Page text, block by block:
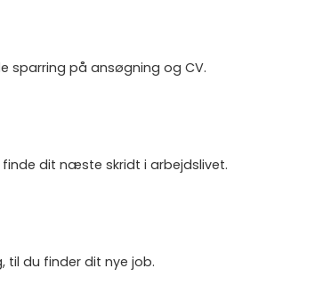
sparring på ansøgning og CV.
dit næste skridt i arbejdslivet.
til du finder dit nye job.